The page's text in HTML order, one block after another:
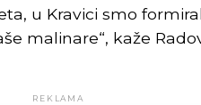
u Kravici smo
malinare“, kaže
REKLAMA